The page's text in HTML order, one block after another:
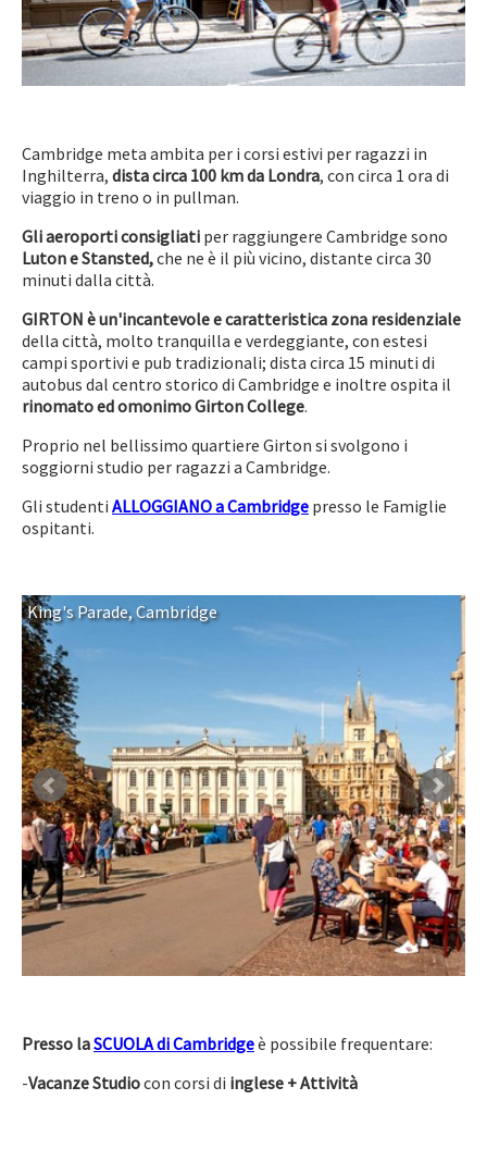
Cambridge meta ambita per i corsi estivi per ragazzi in
Inghilterra, dista circa 100 km da Londra, con circa 1 ora di
viaggio in treno o in pullman.
Gli aeroporti consigliati per raggiungere Cambridge sono
Luton e Stansted,che ne è il più vicino, distante circa 30
minuti dalla città.
GIRTON è un'incantevole e caratteristica zona residenziale
della città, molto tranquilla e verdeggiante, con estesi
campi sportivi e pub tradizionali; dista circa 15 minuti di
autobus dal centro storico di Cambridge e inoltre ospita il
rinomato ed omonimo Girton College.
Proprio nel bellissimo quartiere Girton si svolgono i
soggiorni studio per ragazzi a Cambridge.
Gli studenti ALLOGGIANO a Cambridge presso le Famiglie
ospitanti.
King's Parade, Cambridge
Presso laSCUOLA di Cambridgeè possibile frequentare:
-Vacanze Studiocon corsi di inglese + Attività